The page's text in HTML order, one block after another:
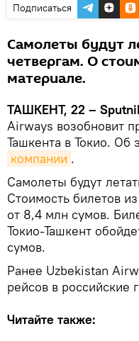
Подписаться
Самолеты будут
четвергам. О
материале.
ТАШКЕНТ, 22 –
Airways возобновит
Ташкента в Токио. Об
компании .
Самолеты будут
Стоимость билетов
от 8,4 млн сумов.
Токио-Ташкент
сумов.
Ранее Uzbekistan
рейсов в российские
Читайте также: